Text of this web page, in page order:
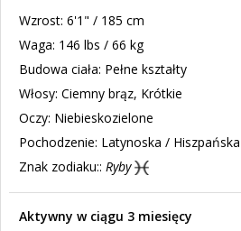
Wzrost: 6'1" / 185 cm
Waga: 146 lbs / 66 kg
Budowa ciała: Pełne kształty
Włosy: Ciemny brąz, Krótkie
Oczy: Niebieskozielone
Pochodzenie: Latynoska / Hiszpańska
Znak zodiaku:: Ryby
Aktywny w ciągu 3 miesięcy